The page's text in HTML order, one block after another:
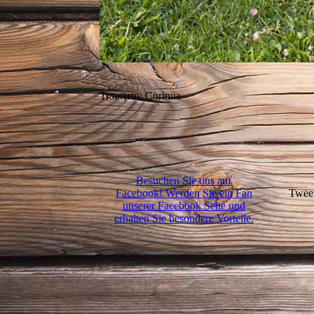
Trainerin: Corinna
Besuchen Sie uns auf
Facebook! Werden Sie ein Fan
unserer Facebook Seite und
erhalten Sie besondere Vorteile.